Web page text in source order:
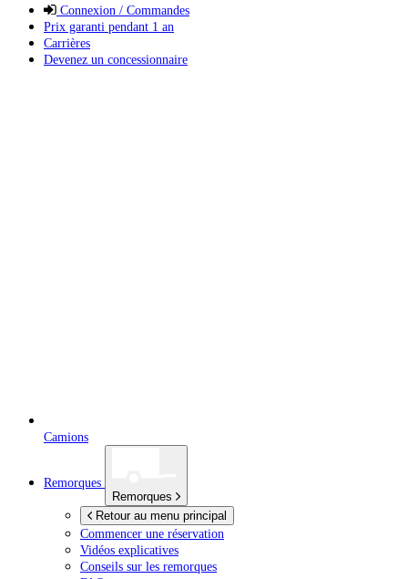
Connexion / Commandes
Prix garanti pendant 1 an
Carrières
Devenez un concessionnaire
Camions
Remorques
Remorques
Retour au menu principal
Commencer une réservation
Vidéos explicatives
Conseils sur les remorques